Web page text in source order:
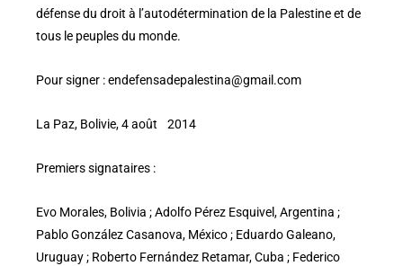
défense du droit à l’autodétermination de la Palestine et de
tous le peuples du monde.
Pour signer : endefensadepalestina@gmail.com
La Paz, Bolivie, 4 août 2014
Premiers signataires :
Evo Morales, Bolivia ; Adolfo Pérez Esquivel, Argentina ;
Pablo González Casanova, México ; Eduardo Galeano,
Uruguay ; Roberto Fernández Retamar, Cuba ; Federico